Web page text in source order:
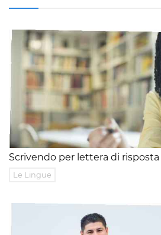
Scrivendo per lettera di
Le Lingue